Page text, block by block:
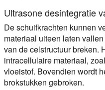
Ultrasone desintegratie
De schuifkrachten kunnen
materiaal uiteen laten
van de celstructuur breken.
intracellulaire materiaal,
vloeistof. Bovendien wordt
brokstukken gebroken.